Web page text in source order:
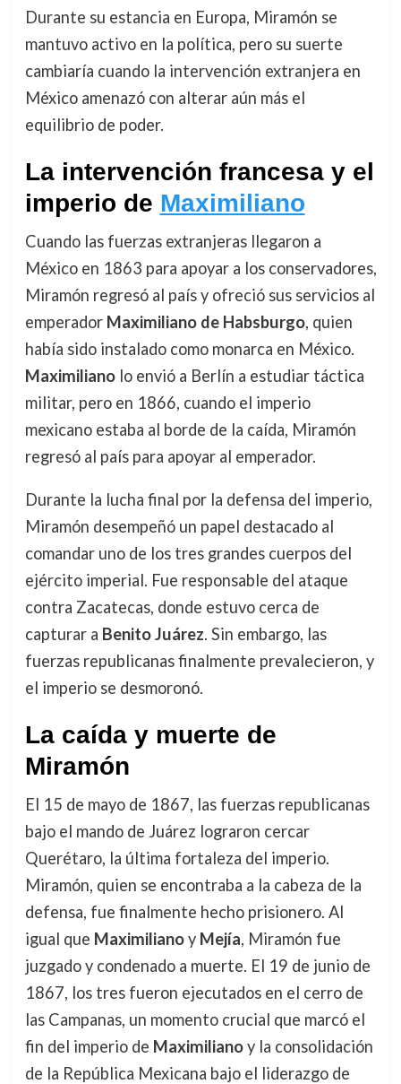
Durante su estancia en Europa, Miramón se
mantuvo activo en la política, pero su suerte
cambiaría cuando la intervención extranjera en
México amenazó con alterar aún más el
equilibrio de poder.
La intervención francesa y el
imperio de Maximiliano
Cuando las fuerzas extranjeras llegaron a
México en 1863 para apoyar a los conservadores,
Miramón regresó al país y ofreció sus servicios al
emperador Maximiliano de Habsburgo, quien
había sido instalado como monarca en México.
Maximilianolo envió a Berlín a estudiar táctica
militar, pero en 1866, cuando el imperio
mexicano estaba al borde de la caída, Miramón
regresó al país para apoyar al emperador.
Durante la lucha final por la defensa del imperio,
Miramón desempeñó un papel destacado al
comandar uno de los tres grandes cuerpos del
ejército imperial. Fue responsable del ataque
contra Zacatecas, donde estuvo cerca de
capturar a Benito Juárez. Sin embargo, las
fuerzas republicanas finalmente prevalecieron, y
el imperio se desmoronó.
La caída y muerte de
Miramón
El 15 de mayo de 1867, las fuerzas republicanas
bajo el mando de Juárez lograron cercar
Querétaro, la última fortaleza del imperio.
Miramón, quien se encontraba a la cabeza de la
defensa, fue finalmente hecho prisionero. Al
igual que Maximilianoy Mejía, Miramón fue
juzgado y condenado a muerte. El 19 de junio de
1867, los tres fueron ejecutados en el cerro de
las Campanas, un momento crucial que marcó el
fin del imperio de Maximilianoy la consolidación
de la República Mexicana bajo el liderazgo de